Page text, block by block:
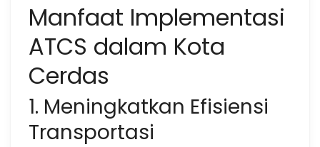
Manfaat Implementasi
ATCS dalam Kota
Cerdas
1. Meningkatkan Efisiensi
Transportasi